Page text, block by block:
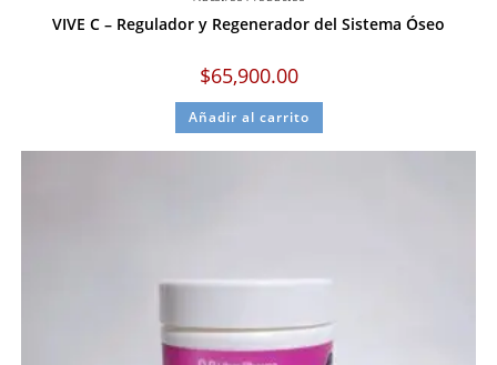
VIVE C – Regulador y Regenerador del Sistema Óseo
$65,900.00
Añadir al carrito